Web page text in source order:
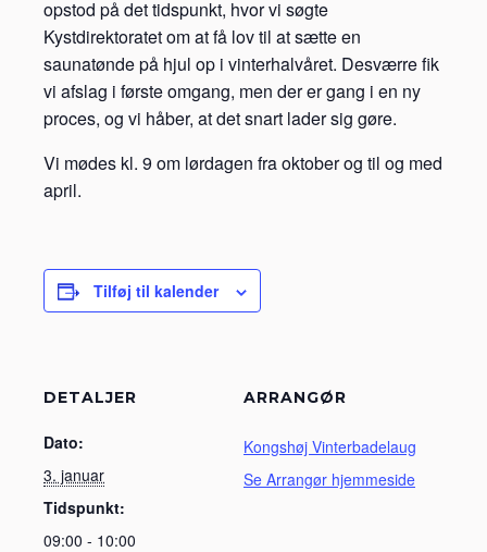
opstod på det tidspunkt, hvor vi søgte
Kystdirektoratet om at få lov til at sætte en
saunatønde på hjul op i vinterhalvåret. Desværre fik
vi afslag i første omgang, men der er gang i en ny
proces, og vi håber, at det snart lader sig gøre.
Vi mødes kl. 9 om lørdagen fra oktober og til og med
april.
Tilføj til kalender
DETALJER
Dato:
3. januar
Tidspunkt:
09:00 - 10:00
ARRANGØR
Kongshøj Vinterbadelaug
Se Arrangør hjemmeside